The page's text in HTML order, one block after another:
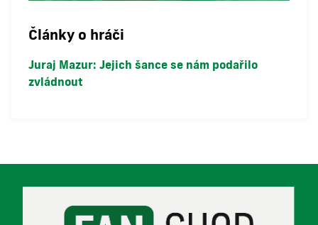
Články o hráči
Juraj Mazur: Jejich šance se nám podařilo
zvládnout